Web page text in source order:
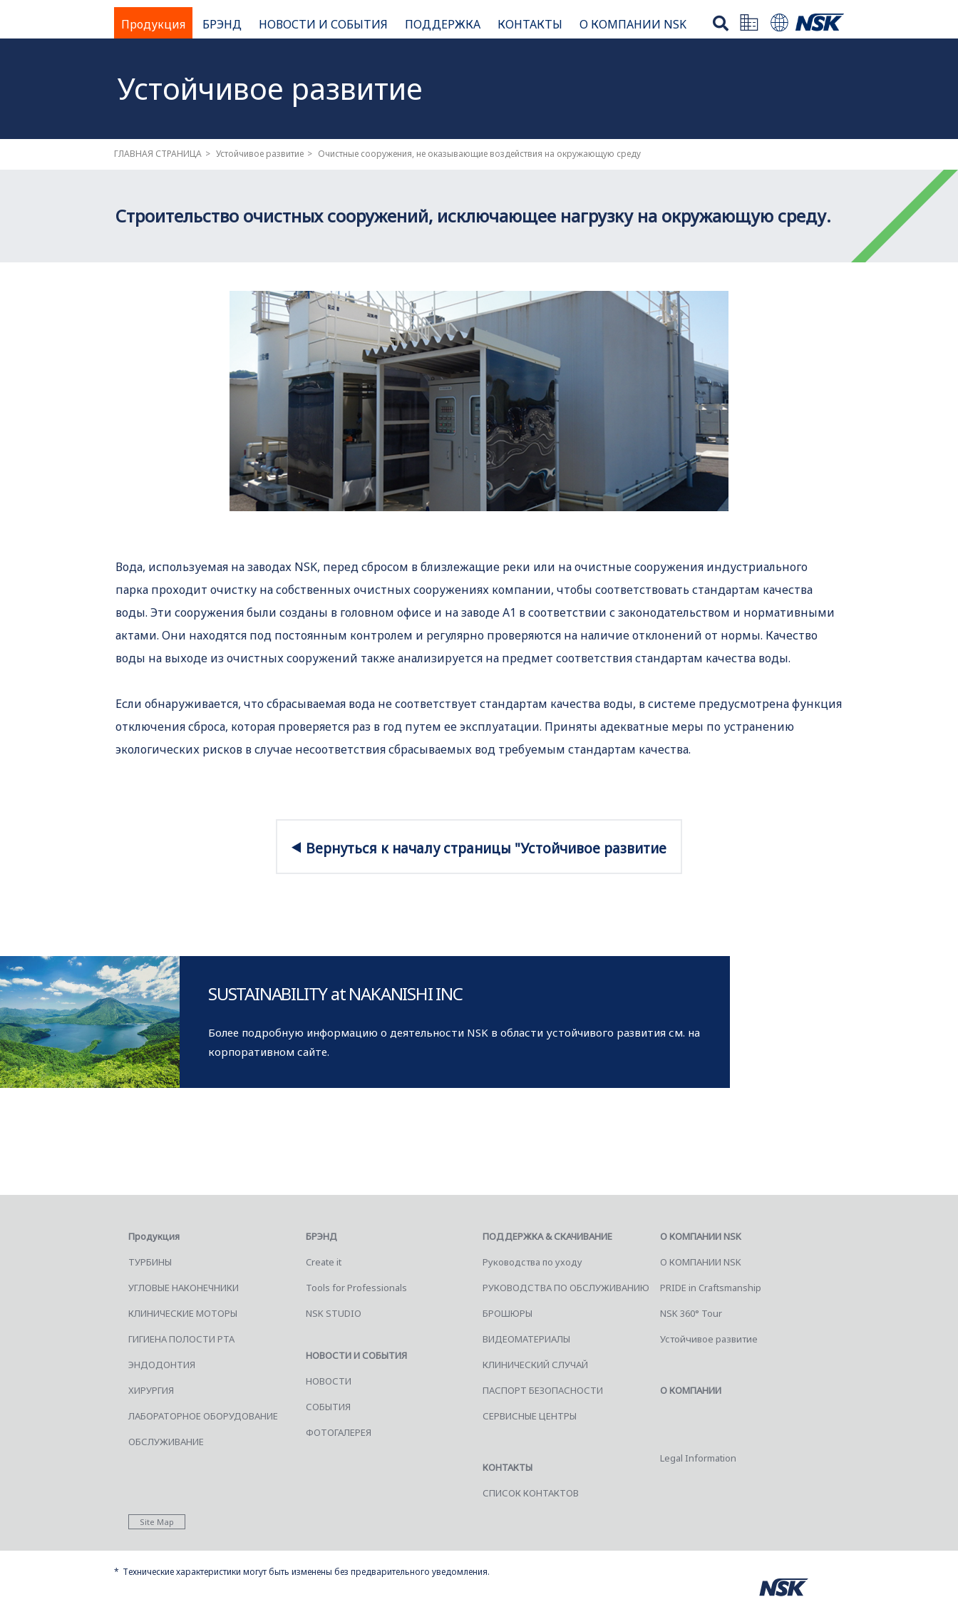
Продукция БРЭНД НОВОСТИ И СОБЫТИЯ ПОДДЕРЖКА КОНТАКТЫ О КОМПАНИИ NSK
Устойчивое развитие
ГЛАВНАЯ СТРАНИЦА Устойчивое развитие Очистные сооружения, не оказывающие воздействия на окружающую среду
Строительство очистных сооружений, исключающее нагрузку на окружающую среду.
Вода, используемая на заводах NSK, перед сбросом в близлежащие реки или на очистные сооружения индустриального
парка проходит очистку на собственных очистных сооружениях компании, чтобы соответствовать стандартам качества
воды. Эти сооружения были созданы в головном офисе и на заводе А1 в соответствии с законодательством и нормативными
актами. Они находятся под постоянным контролем и регулярно проверяются на наличие отклонений от нормы. Качество
воды на выходе из очистных сооружений также анализируется на предмет соответствия стандартам качества воды.
Если обнаруживается, что сбрасываемая вода не соответствует стандартам качества воды, в системе предусмотрена функция
отключения сброса, которая проверяется раз в год путем ее эксплуатации. Приняты адекватные меры по устранению
экологических рисков в случае несоответствия сбрасываемых вод требуемым стандартам качества.
Вернуться к началу страницы "Устойчивое развитие
SUSTAINABILITYat NAKANISHI INC
Более подробную информацию о деятельности NSK в области устойчивого развития см. на
корпоративном сайте.
Продукция
ТУРБИНЫ
УГЛОВЫЕ НАКОНЕЧНИКИ
КЛИНИЧЕСКИЕ МОТОРЫ
ГИГИЕНА ПОЛОСТИ РТА
ЭНДОДОНТИЯ
ХИРУРГИЯ
ЛАБОРАТОРНОЕ ОБОРУДОВАНИЕ
ОБСЛУЖИВАНИЕ
Site Map
БРЭНД
Create it
Tools for Professionals
NSK STUDIO
НОВОСТИ И СОБЫТИЯ
НОВОСТИ
СОБЫТИЯ
ФОТОГАЛЕРЕЯ
ПОДДЕРЖКА & СКАЧИВАНИЕ
Руководства по уходу
РУКОВОДСТВА ПО ОБСЛУЖИВАНИЮ
БРОШЮРЫ
ВИДЕОМАТЕРИАЛЫ
КЛИНИЧЕСКИЙ СЛУЧАЙ
ПАСПОРТ БЕЗОПАСНОСТИ
СЕРВИСНЫЕ ЦЕНТРЫ
КОНТАКТЫ
СПИСОК КОНТАКТОВ
О КОМПАНИИ NSK
О КОМПАНИИ NSK
PRIDE in Craftsmanship
NSK 360° Tour
Устойчивое развитие
О КОМПАНИИ
Legal Information
Технические характеристики могут быть изменены без предварительного уведомления.